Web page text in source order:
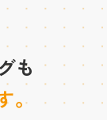
も
。